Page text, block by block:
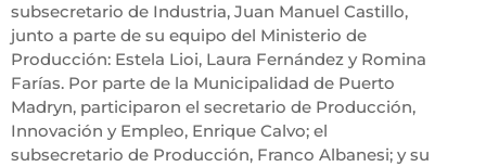
subsecretario de Industria, Juan Manuel Castillo,
junto a parte de su equipo del Ministerio de
Producción: Estela Lioi, Laura Fernández y Romina
Farías. Por parte de la Municipalidad de Puerto
Madryn, participaron el secretario de Producción,
Innovación y Empleo, Enrique Calvo; el
subsecretario de Producción, Franco Albanesi; y su